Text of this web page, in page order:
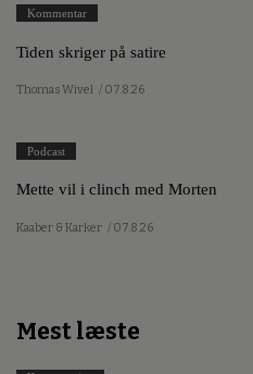
Kommentar
Tiden skriger på satire
Thomas Wivel / 07.8.26
Podcast
Mette vil i clinch med Morten
Kaaber & Karker / 07.8.26
Mest læste